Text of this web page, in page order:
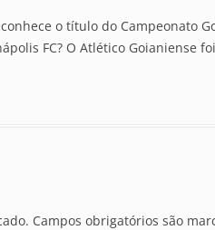
o título do Campeonato
FC? O Atlético Goianiense
Campos obrigatórios são